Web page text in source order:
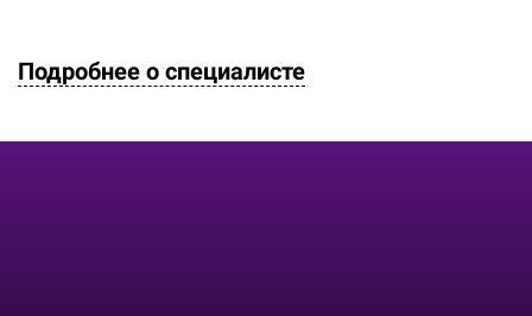
Подробнее о специалисте